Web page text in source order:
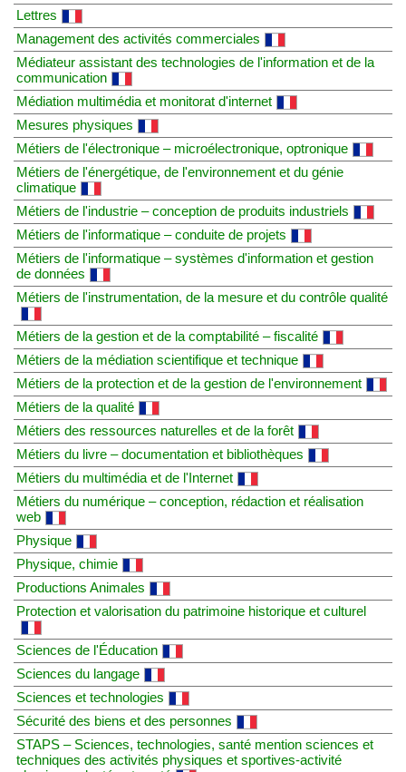
Lettres
Management des activités commerciales
Médiateur assistant des technologies de l'information et de la
communication
Médiation multimédia et monitorat d'internet
Mesures physiques
Métiers de l'électronique – microélectronique, optronique
Métiers de l'énergétique, de l'environnement et du génie
climatique
Métiers de l'industrie – conception de produits industriels
Métiers de l'informatique – conduite de projets
Métiers de l'informatique – systèmes d'information et gestion
de données
Métiers de l'instrumentation, de la mesure et du contrôle qualité
Métiers de la gestion et de la comptabilité – fiscalité
Métiers de la médiation scientifique et technique
Métiers de la protection et de la gestion de l'environnement
Métiers de la qualité
Métiers des ressources naturelles et de la forêt
Métiers du livre – documentation et bibliothèques
Métiers du multimédia et de l'Internet
Métiers du numérique – conception, rédaction et réalisation
web
Physique
Physique, chimie
Productions Animales
Protection et valorisation du patrimoine historique et culturel
Sciences de l'Éducation
Sciences du langage
Sciences et technologies
Sécurité des biens et des personnes
STAPS – Sciences, technologies, santé mention sciences et
techniques des activités physiques et sportives-activité